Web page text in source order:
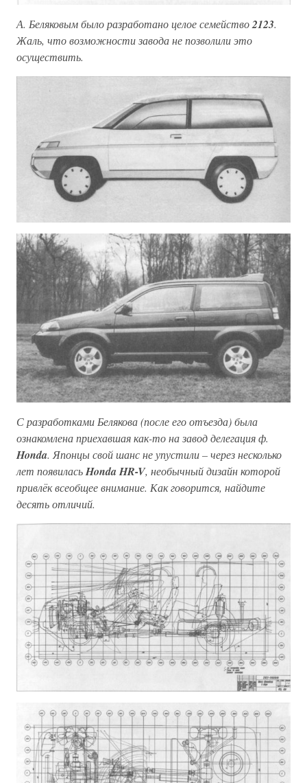
А. Беляковым было разработано целое семейство2123.
Жаль, что возможности завода не позволили это
осуществить.
С разработками Белякова (после его отъезда) была
ознакомлена приехавшая как-то на завод делегация ф.
Honda. Японцы свой шанс не упустили – через несколько
лет появиласьHonda HR-V, необычный дизайн которой
привлёк всеобщее внимание. Как говорится, найдите
десять отличий.